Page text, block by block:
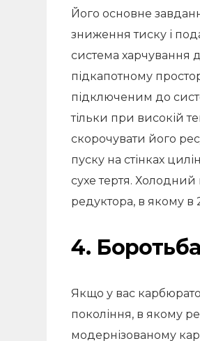
Його основне
зниження тиску і
система харчування
підкапотному
підключеним до
тільки при високій
скорочувати його
пуску на стінках
сухе тертя. Холодний
редуктора, в якому
4.
Якщо у вас
покоління, в якому
модернізованому